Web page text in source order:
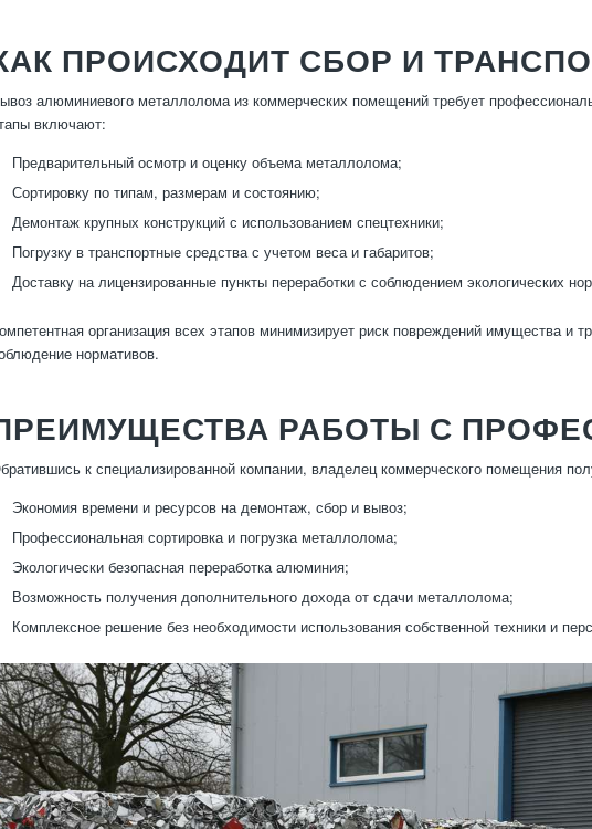
ПРОИСХОДИТ СБОР И
алюминиевого металлолома из коммерческих помещений требует
включают:
Предварительный осмотр и оценку объема металлолома;
Сортировку по типам, размерам и состоянию;
Демонтаж крупных конструкций с использованием спецтехники;
Погрузку в транспортные средства с учетом веса и габаритов;
Доставку на лицензированные пункты переработки с соблюдением экологических
организация всех этапов минимизирует риск повреждений имущества и
нормативов.
РАБОТЫ С
к специализированной компании, владелец коммерческого помещения
Экономия времени и ресурсов на демонтаж, сбор и вывоз;
Профессиональная сортировка и погрузка металлолома;
Экологически безопасная переработка алюминия;
Возможность получения дополнительного дохода от сдачи металлолома;
Комплексное решение без необходимости использования собственной техники и